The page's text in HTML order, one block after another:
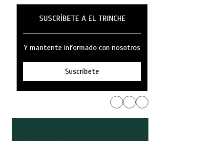
SUSCRÍBETE A EL TRINCHE
Y mantente informado con nosotros
Suscríbete